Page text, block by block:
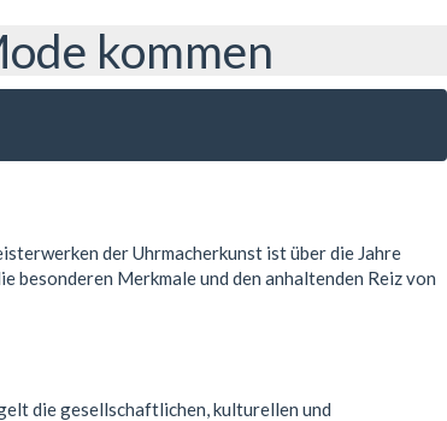
kommen
der Uhrmacherkunst ist über die Jahre
besonderen Merkmale und den anhaltenden Reiz von
die gesellschaftlichen, kulturellen und